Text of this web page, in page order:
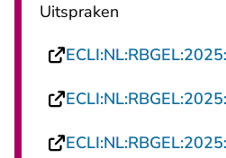
Uitspraken